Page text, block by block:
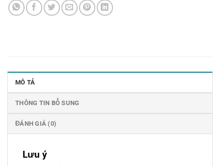
MÔ TẢ
THÔNG TIN BỔ SUNG
ĐÁNH GIÁ (0)
Lưu ý